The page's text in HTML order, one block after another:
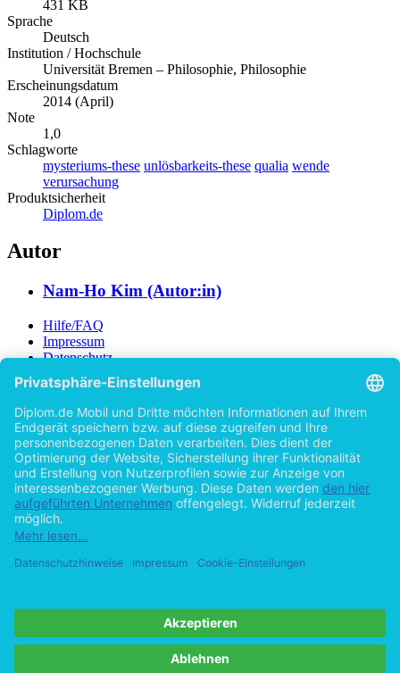
431 KB
Sprache
Deutsch
Institution / Hochschule
Universität Bremen – Philosophie, Philosophie
Erscheinungsdatum
2014 (April)
Note
1,0
Schlagworte
mysteriums-these unlösbarkeits-these qualia wende
verursachung
Produktsicherheit
Diplom.de
Autor
Nam-Ho Kim (Autor:in)
Hilfe/FAQ
Impressum
Datenschutz
AGB
Vertrag widerrufen
Zur Desktop-Version
Copyright ©Imprint in der Bedey & Thoms Media GmbH
byOpen Publishing
Zurück